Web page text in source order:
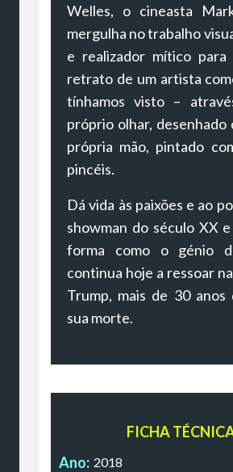
Welles, o cineasta
mergulha no trabalho
e realizador mítico
retrato de um artista
tínhamos visto –
próprio olhar, desenhado
própria mão, pintado
pincéis.
Dá vida às paixões e ao
showman do século XX
forma como o génio
continua hoje a ressoar
Trump, mais de 30 anos
sua morte.
FICHA
Ano: 2018